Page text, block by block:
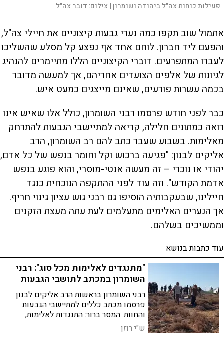
פעילות כוחות צה"ל ביהודה ושומרון | צילום:דובר צה"ל
אתמול שוב תקפו כמה נערי גבעות קיצוניים את חיילי צה"ל,
והפעם ליד חברון. לוחם אחד אף נפצע קל מסלע שהשליכו
לעברו המתפרעים. דוברי הקיצוניים הללו מתיימרים להנהיג
לגיונות של אלפים הצועדים אחריהם, אך למעשה מדובר
בכמה עשרות פורעים, שאינם מייצגים כמעט איש.
כבר לפני חודש פרסמו רבני השומרון, כולל אלו שאיש אינו
רואה כמתונים חלילה, קריאה למתיישבי הגבעות להתרחק
מאלימות. בשבוע שעבר כתב להם רב השומרון, הרב
אליקים לבנון: "פגיעה ברכוש וקל וחומר בנפש של כל אדם,
יהודי או נוכרי – זה מעשה אנטי-מוסרי, והוא פוגע בנפש
אדמת הקודש". וזה עוד לפני ההתקפה הנוכחית כנגד
חיילינו, שבעקבותיה הוסיפו גם רבני גוש עציון גינוי חריף.
אך הנערים האלימים מתעלמים לעת עתה מעצת הזקנים
וממשיכים בשלהם.
עוד כתבות בנושא
"מתנגדים לאלימות מכל סוג": רבני
השומרון במכתב לתושבי הגבעות
רבני השומרון בראשות הרב אליקים לבנון
פרסמו מכתב כללים למתיישבי הגבעות
והחוות. המסר ברור: התנגדות לאלימות,
תיאום עם הצבא והמועצות, והימנעות
מצעדים הפוגעים בהתיישבות
ש"י רוזן